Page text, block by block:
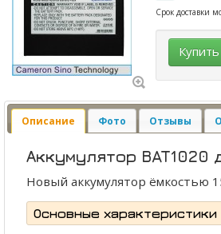
Срок доставки
Купить
Описание Фото Отзывы
Аккумулятор BAT1020
Новый аккумулятор ёмкостью
Основные характеристики